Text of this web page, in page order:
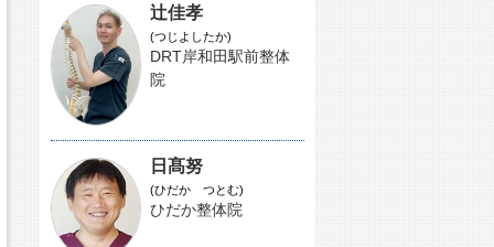
辻佳孝
(つじよしたか)
DRT岸和田駅前整体
院
日髙努
(ひだか つとむ)
ひだか整体院